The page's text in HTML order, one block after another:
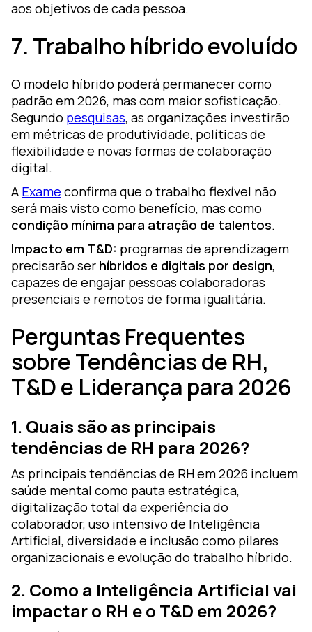
aos objetivos de cada pessoa.
7. Trabalho híbrido evoluído
O modelo híbrido poderá permanecer como
padrão em 2026, mas com maior sofisticação.
Segundo pesquisas, as organizações investirão
em métricas de produtividade, políticas de
flexibilidade e novas formas de colaboração
digital.
A Exame confirma que o trabalho flexível não
será mais visto como benefício, mas como
condição mínima para atração de talentos.
Impacto em T&D: programas de aprendizagem
precisarão ser híbridos e digitais por design,
capazes de engajar pessoas colaboradoras
presenciais e remotos de forma igualitária.
Perguntas Frequentes
sobre Tendências de RH,
T&D e Liderança para 2026
1. Quais são as principais
tendências de RH para 2026?
As principais tendências de RH em 2026 incluem
saúde mental como pauta estratégica,
digitalização total da experiência do
colaborador, uso intensivo de Inteligência
Artificial, diversidade e inclusão como pilares
organizacionais e evolução do trabalho híbrido.
2. Como a Inteligência Artificial vai
impactar o RH e o T&D em 2026?